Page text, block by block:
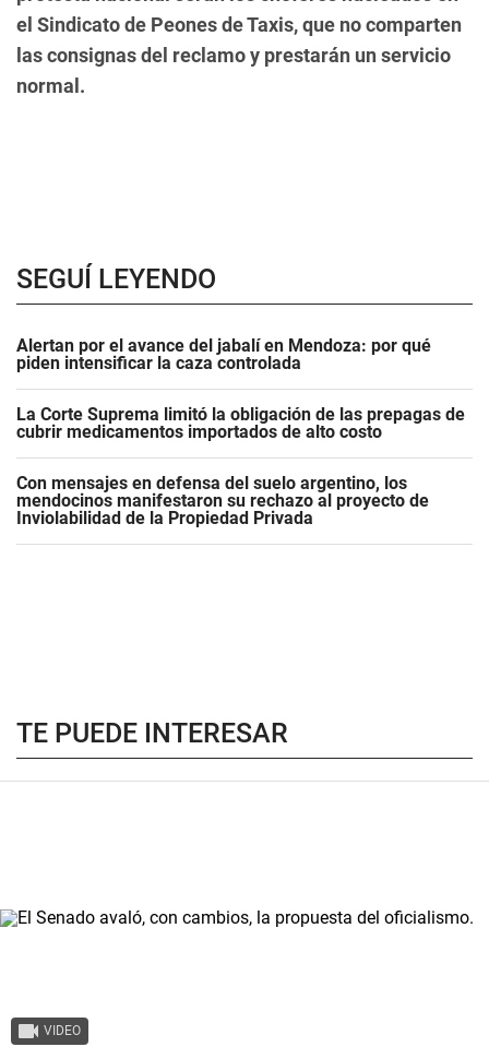
el Sindicato de Peones de Taxis, que no comparten
las consignas del reclamo y prestarán un servicio
normal.
SEGUÍ LEYENDO
Alertan por el avance del jabalí en Mendoza: por qué
piden intensificar la caza controlada
La Corte Suprema limitó la obligación de las prepagas de
cubrir medicamentos importados de alto costo
Con mensajes en defensa del suelo argentino, los
mendocinos manifestaron su rechazo al proyecto de
Inviolabilidad de la Propiedad Privada
TE PUEDE INTERESAR
VIDEO